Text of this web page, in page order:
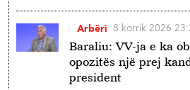
Baraliu: VV-ja e ka
opozitës një prej
president
Arbëri 8 korrik 2026